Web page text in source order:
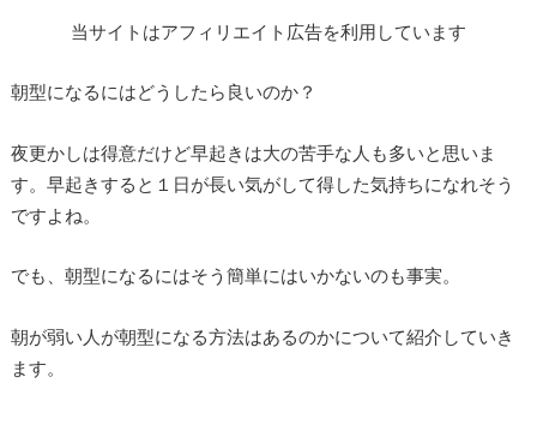
当サイトはアフィリエイト広告を利用しています
朝型になるにはどうしたら良いのか？
夜更かしは得意だけど早起きは大の苦手な人も多いと思いま
す。早起きすると１日が長い気がして得した気持ちになれそう
ですよね。
でも、朝型になるにはそう簡単にはいかないのも事実。
朝が弱い人が朝型になる方法はあるのかについて紹介していき
ます。